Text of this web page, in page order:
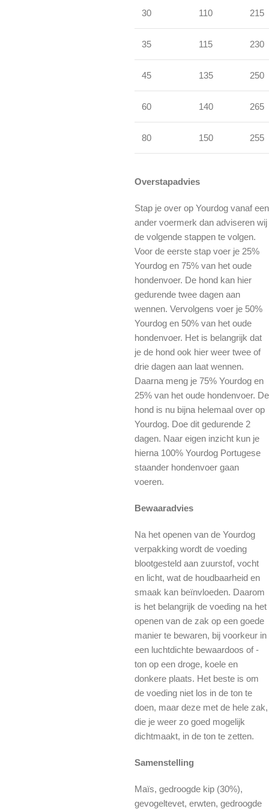
30 110 215
35 115 230
45 135 250
60 140 265
80 150 255
Overstapadvies
Stap je over op Yourdog vanaf een
ander voermerk dan adviseren wij
de volgende stappen te volgen.
Voor de eerste stap voer je 25%
Yourdog en 75% van het oude
hondenvoer. De hond kan hier
gedurende twee dagen aan
wennen. Vervolgens voer je 50%
Yourdog en 50% van het oude
hondenvoer. Het is belangrijk dat
je de hond ook hier weer twee of
drie dagen aan laat wennen.
Daarna meng je 75% Yourdog en
25% van het oude hondenvoer. De
hond is nu bijna helemaal over op
Yourdog. Doe dit gedurende 2
dagen. Naar eigen inzicht kun je
hierna 100% Yourdog Portugese
staander hondenvoer gaan
voeren.
Bewaaradvies
Na het openen van de Yourdog
verpakking wordt de voeding
blootgesteld aan zuurstof, vocht
en licht, wat de houdbaarheid en
smaak kan beïnvloeden. Daarom
is het belangrijk de voeding na het
openen van de zak op een goede
manier te bewaren, bij voorkeur in
een luchtdichte bewaardoos of -
ton op een droge, koele en
donkere plaats. Het beste is om
de voeding niet los in de ton te
doen, maar deze met de hele zak,
die je weer zo goed mogelijk
dichtmaakt, in de ton te zetten.
Samenstelling
Maïs, gedroogde kip (30%),
gevogeltevet, erwten, gedroogde